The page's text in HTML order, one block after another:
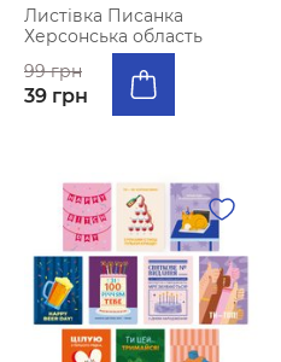
Листівка Писанка
Херсонська область
99 грн
39 грн